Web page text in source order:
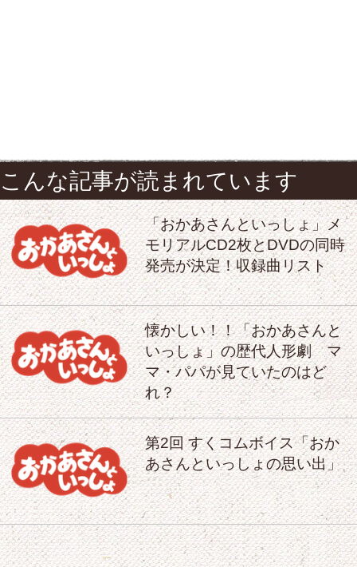
こんな記事が読まれています
「おかあさんといっしょ」メ
モリアルCD2枚とDVDの同時
発売が決定！収録曲リスト
懐かしい！！「おかあさんと
いっしょ」の歴代人形劇 マ
マ・パパが見ていたのはど
れ？
第2回 すくコムボイス「おか
あさんといっしょの思い出」